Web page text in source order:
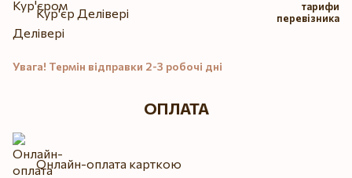
Кур'єр Делівері
тарифи
перевізника
Увага! Термін відправки 2-3 робочі дні
ОПЛАТА
Онлайн-оплата карткою